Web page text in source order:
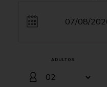
ADULTOS